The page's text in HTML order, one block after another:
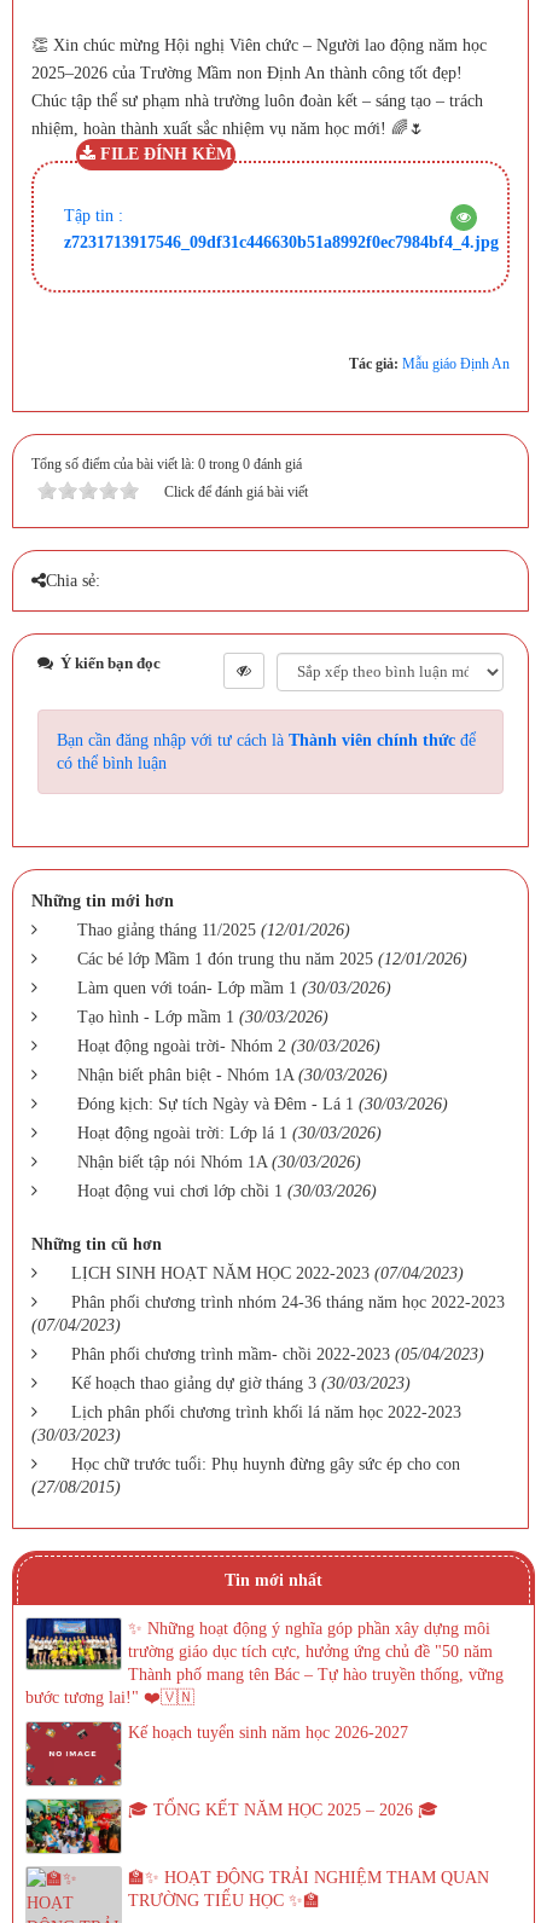
👏 Xin chúc mừng Hội nghị Viên chức – Người lao động năm học
2025–2026 của Trường Mầm non Định An thành công tốt đẹp!
Chúc tập thể sư phạm nhà trường luôn đoàn kết – sáng tạo – trách
nhiệm, hoàn thành xuất sắc nhiệm vụ năm học mới! 🌈🌷
FILE ĐÍNH KÈM
Tập tin :
z7231713917546_09df31c446630b51a8992f0ec7984bf4_4.jpg
Tác giả: Mẫu giáo Định An
Tổng số điểm của bài viết là: 0 trong 0 đánh giá
Click để đánh giá bài viết
Chia sẻ:
Ý kiến bạn đọc
Bạn cần đăng nhập với tư cách là Thành viên chính thức để
có thể bình luận
Những tin mới hơn
Thao giảng tháng 11/2025 (12/01/2026)
Các bé lớp Mầm 1 đón trung thu năm 2025 (12/01/2026)
Làm quen với toán- Lớp mầm 1 (30/03/2026)
Tạo hình - Lớp mầm 1 (30/03/2026)
Hoạt động ngoài trời- Nhóm 2 (30/03/2026)
Nhận biết phân biệt - Nhóm 1A (30/03/2026)
Đóng kịch: Sự tích Ngày và Đêm - Lá 1 (30/03/2026)
Hoạt động ngoài trời: Lớp lá 1 (30/03/2026)
Nhận biết tập nói Nhóm 1A (30/03/2026)
Hoạt động vui chơi lớp chồi 1 (30/03/2026)
Những tin cũ hơn
LỊCH SINH HOẠT NĂM HỌC 2022-2023 (07/04/2023)
Phân phối chương trình nhóm 24-36 tháng năm học 2022-2023
(07/04/2023)
Phân phối chương trình mầm- chồi 2022-2023 (05/04/2023)
Kế hoạch thao giảng dự giờ tháng 3 (30/03/2023)
Lịch phân phối chương trình khối lá năm học 2022-2023
(30/03/2023)
Học chữ trước tuổi: Phụ huynh đừng gây sức ép cho con
(27/08/2015)
Tin mới nhất
✨ Những hoạt động ý nghĩa góp phần xây dựng môi
trường giáo dục tích cực, hưởng ứng chủ đề "50 năm
Thành phố mang tên Bác – Tự hào truyền thống, vững
bước tương lai!" ❤️🇻🇳
Kế hoạch tuyển sinh năm học 2026-2027
🎓 TỔNG KẾT NĂM HỌC 2025 – 2026 🎓
🏫✨ HOẠT ĐỘNG TRẢI NGHIỆM THAM QUAN
TRƯỜNG TIỂU HỌC ✨🏫